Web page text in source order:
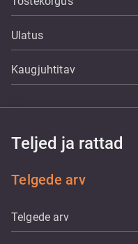
Ulatus
Kaugjuhtitav
Teljed ja rattad
Telgede arv
Telgede arv